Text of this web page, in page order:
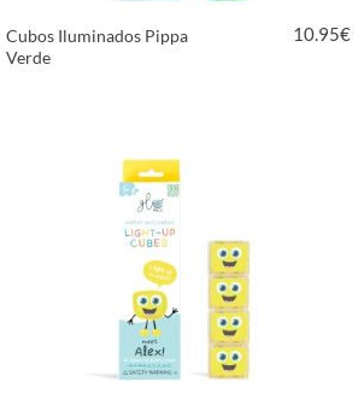
Cubos Iluminados Pippa
Verde
10.95€